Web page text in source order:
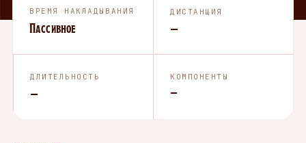
ВРЕМЯ НАКЛАДЫВАНИЯ
Пассивное
ДИСТАНЦИЯ
—
ДЛИТЕЛЬНОСТЬ
—
КОМПОНЕНТЫ
—